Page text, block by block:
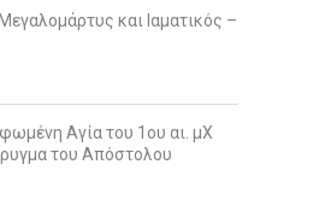
και Ιαματικός –
Αγία του 1ου αι. μΧ
του Απόστολου